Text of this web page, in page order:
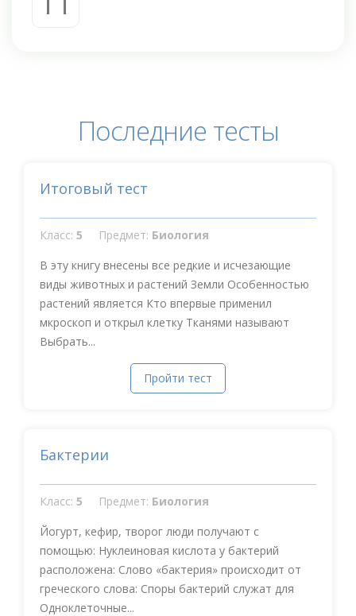
Последние тесты
Итоговый тест
Класс: 5 Предмет: Биология
В эту книгу внесены все редкие и исчезающие
виды животных и растений Земли Особенностью
растений является Кто впервые применил
мкроскоп и открыл клетку Тканями называют
Выбрать...
Пройти тест
Бактерии
Класс: 5 Предмет: Биология
Йогурт, кефир, творог люди получают с
помощью: Нуклеиновая кислота у бактерий
расположена: Слово «бактерия» происходит от
греческого слова: Споры бактерий служат для
Одноклеточные...